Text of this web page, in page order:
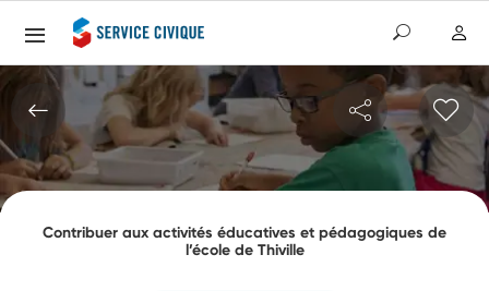
Contribuer aux activités éducatives et pédagogiques de
l’école de Thiville